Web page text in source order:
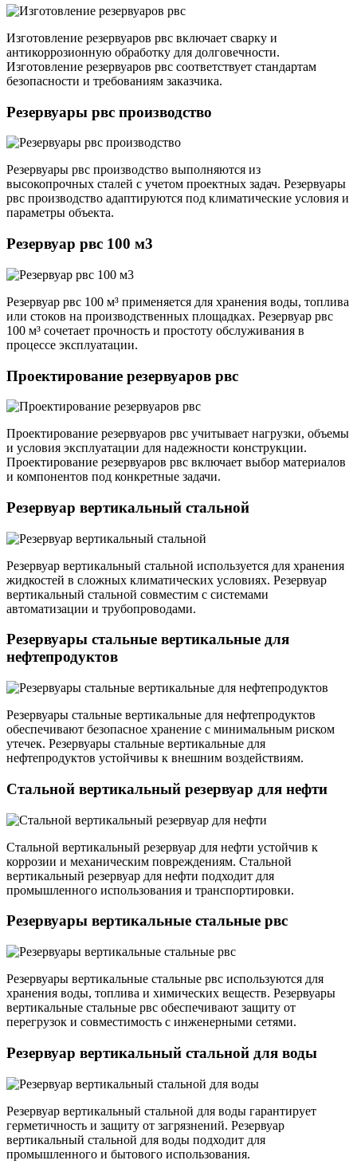
Изготовление резервуаров рвс включает сварку и
антикоррозионную обработку для долговечности.
Изготовление резервуаров рвс соответствует стандартам
безопасности и требованиям заказчика.
Резервуары рвс производство
Резервуары рвс производство выполняются из
высокопрочных сталей с учетом проектных задач. Резервуары
рвс производство адаптируются под климатические условия и
параметры объекта.
Резервуар рвс 100 м3
Резервуар рвс 100 м³ применяется для хранения воды, топлива
или стоков на производственных площадках. Резервуар рвс
100 м³ сочетает прочность и простоту обслуживания в
процессе эксплуатации.
Проектирование резервуаров рвс
Проектирование резервуаров рвс учитывает нагрузки, объемы
и условия эксплуатации для надежности конструкции.
Проектирование резервуаров рвс включает выбор материалов
и компонентов под конкретные задачи.
Резервуар вертикальный стальной
Резервуар вертикальный стальной используется для хранения
жидкостей в сложных климатических условиях. Резервуар
вертикальный стальной совместим с системами
автоматизации и трубопроводами.
Резервуары стальные вертикальные для
нефтепродуктов
Резервуары стальные вертикальные для нефтепродуктов
обеспечивают безопасное хранение с минимальным риском
утечек. Резервуары стальные вертикальные для
нефтепродуктов устойчивы к внешним воздействиям.
Стальной вертикальный резервуар для нефти
Стальной вертикальный резервуар для нефти устойчив к
коррозии и механическим повреждениям. Стальной
вертикальный резервуар для нефти подходит для
промышленного использования и транспортировки.
Резервуары вертикальные стальные рвс
Резервуары вертикальные стальные рвс используются для
хранения воды, топлива и химических веществ. Резервуары
вертикальные стальные рвс обеспечивают защиту от
перегрузок и совместимость с инженерными сетями.
Резервуар вертикальный стальной для воды
Резервуар вертикальный стальной для воды гарантирует
герметичность и защиту от загрязнений. Резервуар
вертикальный стальной для воды подходит для
промышленного и бытового использования.